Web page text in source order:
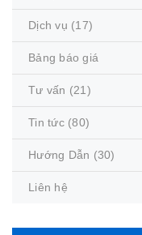
Dịch vụ (17)
Bảng báo giá
Tư vấn (21)
Tin tức (80)
Hướng Dẫn (30)
Liên hệ